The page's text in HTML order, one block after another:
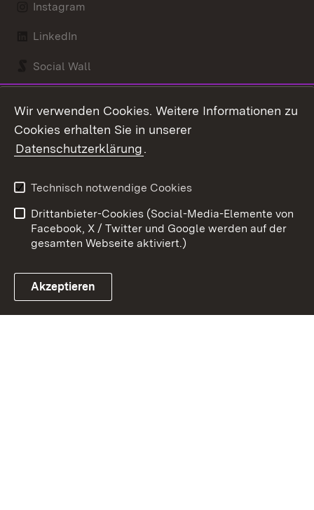
Instagram
LinkedIn
Social Wall
Link zum Landesportal
Kontakt
Barrierefreiheit
Impressum
Cookies
Wir verwenden Cookies. Weitere Informationen zu
Cookies erhalten Sie in unserer
Datenschutzerklärung.
Technisch notwendige Cookies
Drittanbieter-Cookies (Social-Media-Elemente von
Facebook, X / Twitter und Google werden auf der
gesamten Webseite aktiviert.)
Akzeptieren